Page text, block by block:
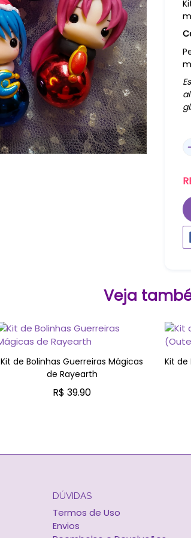
Veja
Kit de Bolinhas Guerreiras Mágicas
de Rayearth
R$ 39.90
Kit de
DÚVIDAS
Termos de Uso
Envios